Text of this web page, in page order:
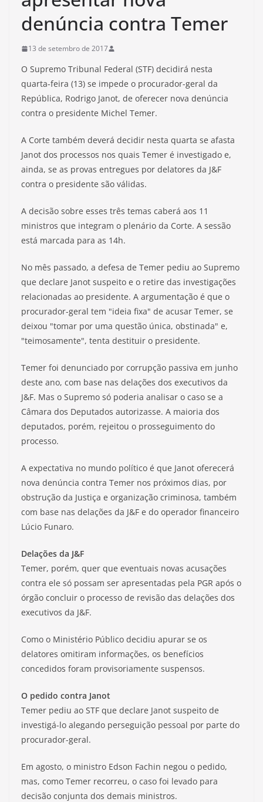
denúncia contra Temer
13 de setembro de 2017
O Supremo Tribunal Federal (STF) decidirá nesta
quarta-feira (13) se impede o procurador-geral da
República, Rodrigo Janot, de oferecer nova denúncia
contra o presidente Michel Temer.
A Corte também deverá decidir nesta quarta se afasta
Janot dos processos nos quais Temer é investigado e,
ainda, se as provas entregues por delatores da J&F
contra o presidente são válidas.
A decisão sobre esses três temas caberá aos 11
ministros que integram o plenário da Corte. A sessão
está marcada para as 14h.
No mês passado, a defesa de Temer pediu ao Supremo
que declare Janot suspeito e o retire das investigações
relacionadas ao presidente. A argumentação é que o
procurador-geral tem "ideia fixa" de acusar Temer, se
deixou "tomar por uma questão única, obstinada" e,
"teimosamente", tenta destituir o presidente.
Temer foi denunciado por corrupção passiva em junho
deste ano, com base nas delações dos executivos da
J&F. Mas o Supremo só poderia analisar o caso se a
Câmara dos Deputados autorizasse. A maioria dos
deputados, porém, rejeitou o prosseguimento do
processo.
A expectativa no mundo político é que Janot oferecerá
nova denúncia contra Temer nos próximos dias, por
obstrução da Justiça e organização criminosa, também
com base nas delações da J&F e do operador financeiro
Lúcio Funaro.
Delações da J&F
Temer, porém, quer que eventuais novas acusações
contra ele só possam ser apresentadas pela PGR após o
órgão concluir o processo de revisão das delações dos
executivos da J&F.
Como o Ministério Público decidiu apurar se os
delatores omitiram informações, os benefícios
concedidos foram provisoriamente suspensos.
O pedido contra Janot
Temer pediu ao STF que declare Janot suspeito de
investigá-lo alegando perseguição pessoal por parte do
procurador-geral.
Em agosto, o ministro Edson Fachin negou o pedido,
mas, como Temer recorreu, o caso foi levado para
decisão conjunta dos demais ministros.